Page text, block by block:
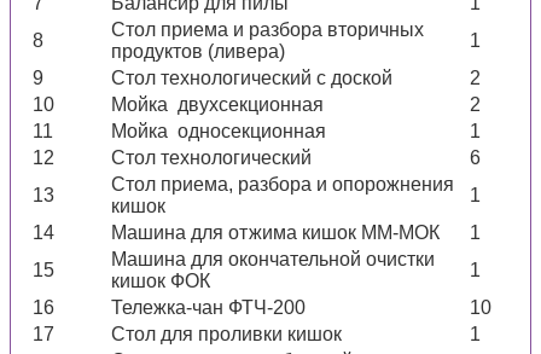
8
Стол приема и разбора вторичных
продуктов (ливера)
1
9
Стол технологический с доской
2
10
Мойка двухсекционная
2
11
Мойка односекционная
1
12
Стол технологический
6
13
Стол приема, разбора и опорожнения
кишок
1
14
Машина для отжима кишок ММ-МОК
1
15
Машина для окончательной очистки
кишок ФОК
1
16
Тележка-чан ФТЧ-200
10
17
Стол для проливки кишок
1